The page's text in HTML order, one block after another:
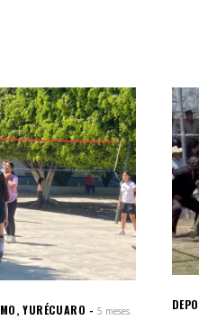
,YURÉCUARO 5 meses.